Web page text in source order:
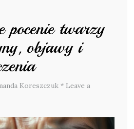
pocenie twarzy
objawy i
Koreszczuk * Leave a